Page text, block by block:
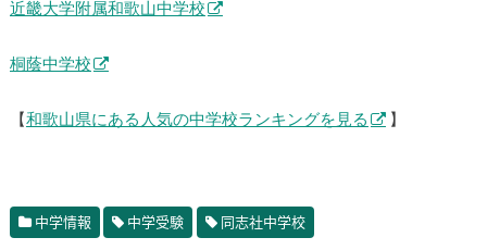
近畿大学附属和歌山中学校
桐蔭中学校
【 和歌山県にある人気の中学校ランキングを見る 】
中学情報 中学受験 同志社中学校